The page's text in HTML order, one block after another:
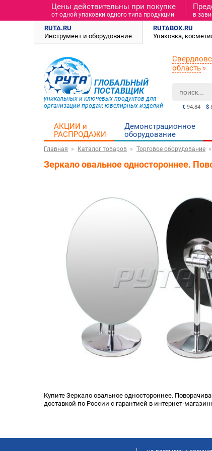
Цены действительны при покупке
от одной упаковки одного типа продукции в
RUTA.RU
Инструмент и оборудование
RUTABOX.RU
Упаковка,
ГЛОБАЛЬНЫЙ
ПОСТАВЩИК
уникальных и ключевых продуктов для
организации продаж ювелирных изделий
€ 94.84 $
область
АКЦИИ и
РАСПРОДАЖИ
Демонстрационное
оборудование
Главная Каталог товаров Торговое оборудование
Зеркало овальное одностороннее.
Купите Зеркало овальное одностороннее.
доставкой по России с гарантией в интернет-